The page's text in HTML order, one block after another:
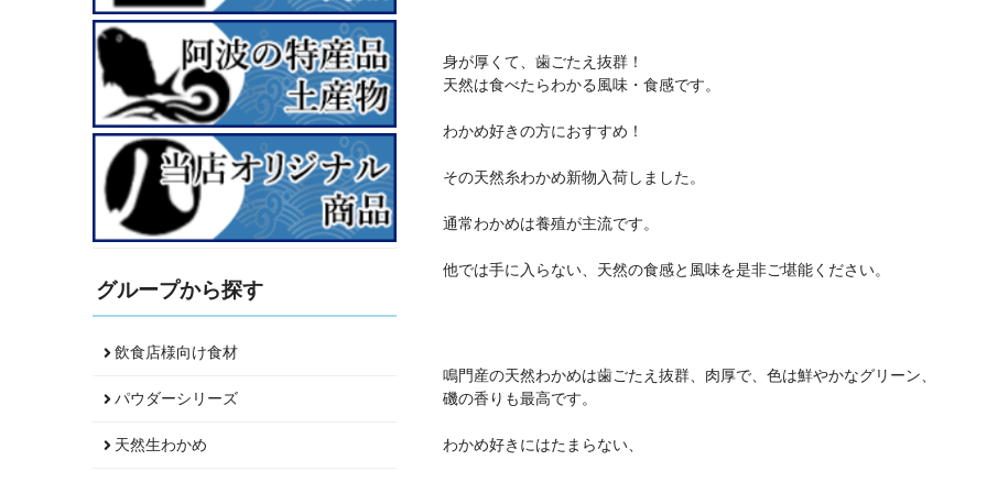
身が厚くて、歯ごたえ抜群！
天然は食べたらわかる風味・食感です。
わかめ好きの方におすすめ！
その天然糸わかめ新物入荷しました。
通常わかめは養殖が主流です。
他では手に入らない、天然の食感と風味を是非ご堪能ください。
鳴門産の天然わかめは歯ごたえ抜群、肉厚で、色は鮮やかなグリーン、
磯の香りも最高です。
わかめ好きにはたまらない、
グループから探す
飲食店様向け食材
パウダーシリーズ
天然生わかめ